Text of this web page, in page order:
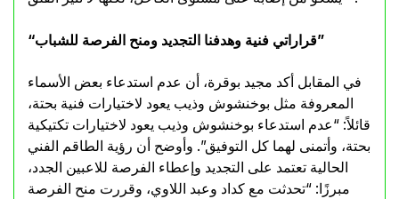
“قراراتي فنية وهدفنا التجديد ومنح الفرصة للشباب”
في المقابل أكد مجيد بوقرة، أن عدم استدعاء بعض الأسماء
المعروفة مثل بوخنشوش وذيب يعود لاختيارات فنية بحتة،
قائلاً: “عدم استدعاء بوخنشوش وذيب يعود لاختيارات تكتيكية
بحتة، وأتمنى لهما كل التوفيق”. وأوضح أن رؤية الطاقم الفني
الحالية تعتمد على التجديد وإعطاء الفرصة للاعبين الجدد،
مبرزًا: “تحدثت مع كداد وعبد اللاوي، وقررت منح الفرصة